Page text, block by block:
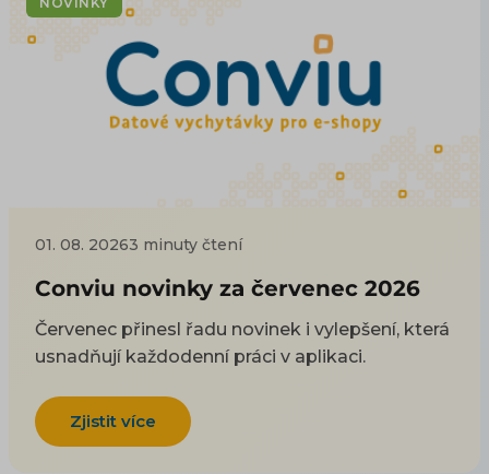
01. 08. 20263 minuty čtení
Conviu novinky za červenec 2026
Červenec přinesl řadu novinek i vylepšení, která
usnadňují každodenní práci v aplikaci.
Zjistit více